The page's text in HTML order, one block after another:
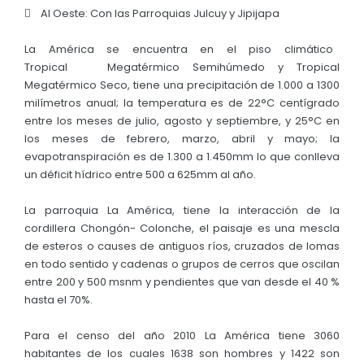
 Al Oeste: Con las Parroquias Julcuy y Jipijapa
La América se encuentra en el piso climático
Tropical Megatérmico Semihúmedo y Tropical
Megatérmico Seco, tiene una precipitación de 1.000 a 1300
milímetros anual; la temperatura es de 22°C centígrado
entre los meses de julio, agosto y septiembre, y 25°C en
los meses de febrero, marzo, abril y mayo; la
evapotranspiración es de 1.300 a 1.450mm lo que conlleva
un déficit hídrico entre 500 a 625mm al año.
La parroquia La América, tiene la interacción de la
cordillera Chongón- Colonche, el paisaje es una mescla
de esteros o causes de antiguos ríos, cruzados de lomas
en todo sentido y cadenas o grupos de cerros que oscilan
entre 200 y 500 msnm y pendientes que van desde el 40 %
hasta el 70%.
Para el censo del año 2010 La América tiene 3060
habitantes de los cuales 1638 son hombres y 1422 son